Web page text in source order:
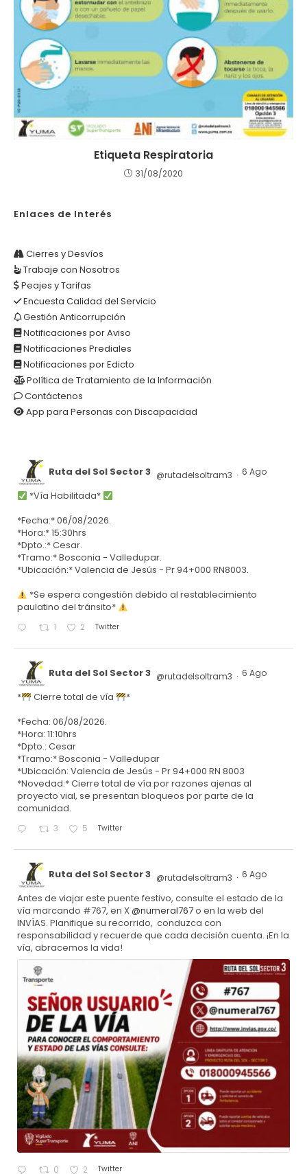
Etiqueta Respiratoria
31/08/2020
Enlaces de Interés
Cierres y Desvíos
Trabaje con Nosotros
Peajes y Tarifas
Encuesta Calidad del Servicio
Gestión Anticorrupción
Notificaciones por Aviso
Notificaciones Prediales
Notificaciones por Edicto
Política de Tratamiento de la Información
Contáctenos
App para Personas con Discapacidad
Ruta del Sol Sector 3 @rutadelsoltram3 · 6 Ago
*Vía Habilitada*
*Fecha:* 06/08/2026.
*Hora:* 15:30hrs
*Dpto.:* Cesar.
*Tramo:* Bosconia - Valledupar.
*Ubicación:* Valencia de Jesús - Pr 94+000 RN8003.
*Se espera congestión debido al restablecimiento
paulatino del tránsito*
1 2 Twitter
Ruta del Sol Sector 3 @rutadelsoltram3 · 6 Ago
* Cierre total de vía
*
*Fecha: 06/08/2026.
*Hora: 11:10hrs
*Dpto.: Cesar
*Tramo:* Bosconia - Valledupar
*Ubicación: Valencia de Jesús - Pr 94+000 RN 8003
*Novedad:* Cierre total de vía por razones ajenas al
proyecto vial, se presentan bloqueos por parte de la
comunidad.
3 5 Twitter
Ruta del Sol Sector 3 @rutadelsoltram3 · 6 Ago
Antes de viajar este puente festivo, consulte el estado de la
vía marcando #767, en X@numeral767o en la web del
INVÍAS. Planifique su recorrido, conduzca con
responsabilidad y recuerde que cada decisión cuenta. ¡En la
vía, abracemos la vida!
0 2 Twitter